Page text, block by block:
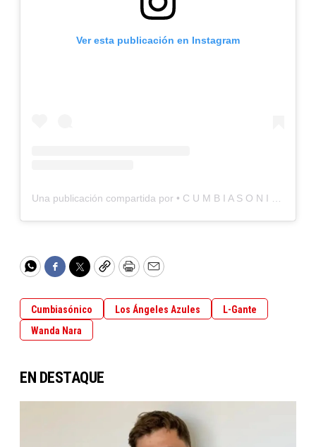
Ver esta publicación en Instagram
WhatsApp
Facebook
TwitterCopyPrintEmail
Cumbiasónico Los Ángeles Azules
L-Gante
Wanda Nara
EN DESTAQUE